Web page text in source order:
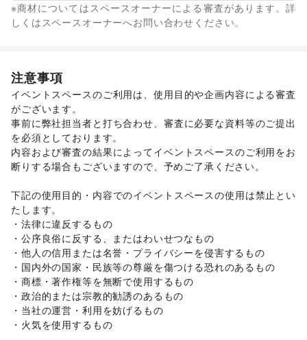
/ジュエリー・アクセサリー/メガネ・アイウェア/ 腕時計/
靴/バッグ・革小物/ファッション雑貨/ 和服・着物
軽食・ホットスナック
ワイン・洋酒/日本酒・焼酎・地酒/食材・調味料/
物産展・マルシェ
野菜・果物・生鮮食品/その他フード・飲食
インテリア・生活雑貨
インテリア/寝具・ベッド/ 家具・家電
キッチン雑貨・調理器具/掃除用品・生活便利品/ 文房具
園芸・ガーデニング/花・盆栽・ドライフラワー/
犬・猫・ペット
その他インテリア・生活雑貨
生活サービス
携帯キャリア・格安SIM/インターネット・プロバイダ
電気・ガス/ウォーターサーバー/
ハウスクリーニング・家事代行 /定期宅配/
リサイクル雑貨・古本/買取査定・金券
ギフト・プレゼント/冠婚葬祭/資格・習い事
住宅（購入・賃貸）/たばこ/修理・メンテナンス
就職・転職・求人/その他生活サービス
なし
※商材についてはスペースオーナーによる審査があります。詳
しくはスペースオーナーへお問い合わせください。
注意事項
イベントスペースのご利用は、使用目的や企画内容による審査
がございます。
事前に弊社担当者と打ち合わせ、審査に必要な資料等のご提出
を必須としております。
内容および審査の結果によってイベントスペースのご利用をお
断りする場合もございますので、予めご了承ください。
下記の使用目的・内容でのイベントスペースの使用は禁止とい
たします。
・法律に違反するもの
・公序良俗に反する、またはわいせつなもの
・他人の信用または名誉・プライバシーを侵害するもの
・国内外の国家・民族等の尊厳を傷つける恐れのあるもの
・商標・著作権等を無断で使用するもの
・政治的または宗教的勧誘のあるもの
・当社の運営・利用を妨げるもの
・火気を使用するもの